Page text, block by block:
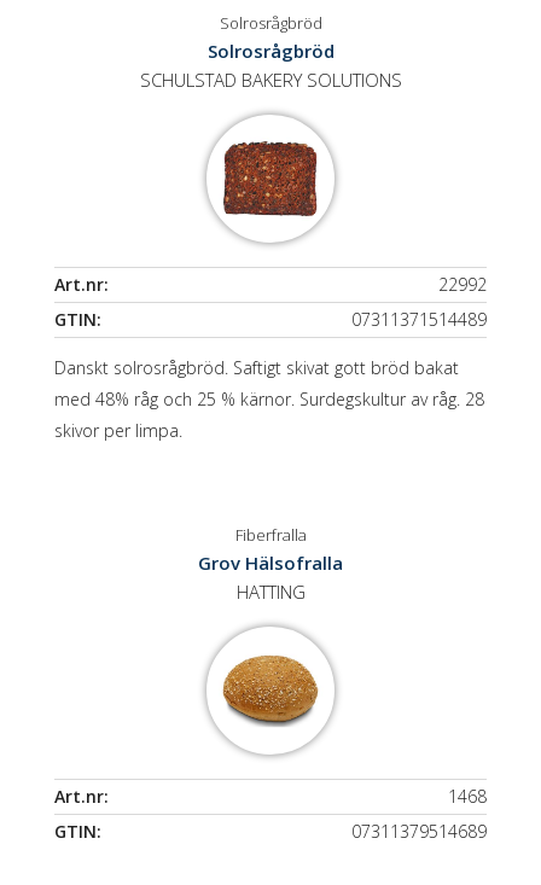
Solrosrågbröd
Solrosrågbröd
SCHULSTAD BAKERY SOLUTIONS
Art.nr:
22992
GTIN:
07311371514489
Danskt solrosrågbröd. Saftigt skivat gott bröd bakat
med 48% råg och 25 % kärnor. Surdegskultur av råg. 28
skivor per limpa.
Fiberfralla
Grov Hälsofralla
HATTING
Art.nr:
1468
GTIN:
07311379514689